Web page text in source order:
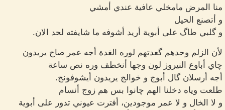
منا المرض مامخلي عافية عندي أمشي
و أتصنع الحيل
و گلبي طاگ على أبوية أريد أشوفه ما شايفته لحد الان.
لأن الزلم وحدهم گعدتهم لوره الغدة أجه عمر صاح يريدون
چاي أباوع النيروز لون وجها أنخطف وره نص ساعة
أجه أرسلان گال أبوج و خوالج يريدون أيشوفونج.
طلعت وياه دخلنا الهم چانوا بس هم زوج أنسام
و لا الخال و لا عمر موجودين، أفترت عيوني تدور على أبوية